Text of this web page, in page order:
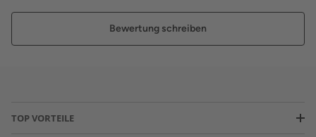
Bewertung schreiben
TOP VORTEILE